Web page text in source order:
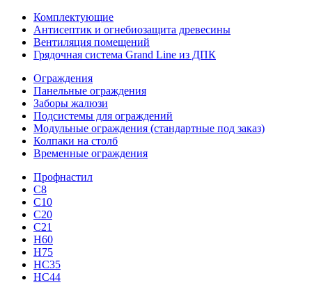
Комплектующие
Антисептик и огнебиозащита древесины
Вентиляция помещений
Грядочная система Grand Line из ДПК
Ограждения
Панельные ограждения
Заборы жалюзи
Подсистемы для ограждений
Модульные ограждения (стандартные под заказ)
Колпаки на столб
Временные ограждения
Профнастил
С8
С10
С20
С21
H60
H75
HС35
НС44